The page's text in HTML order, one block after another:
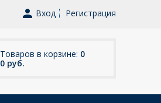
Вход Регистрация
Товаров в корзине: 0
0 руб.